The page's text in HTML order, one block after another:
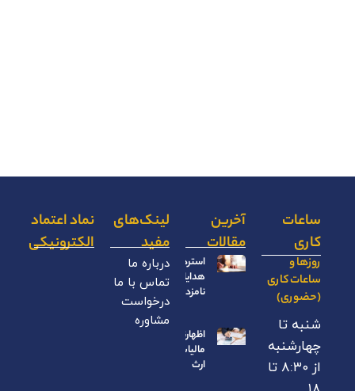
ساعات
کاری
روزها و
ساعات کاری
(حضوری)
شنبه تا
چهارشنبه
از ۸:۳۰ تا
آخرین
مقالات
استرداد
هدایای
نامزدی
اظهارنامه
مالیات بر
ارث
لینک‌های
مفید
درباره ما
تماس با ما
درخواست
مشاوره
نماد اعتماد
الکترونیکی